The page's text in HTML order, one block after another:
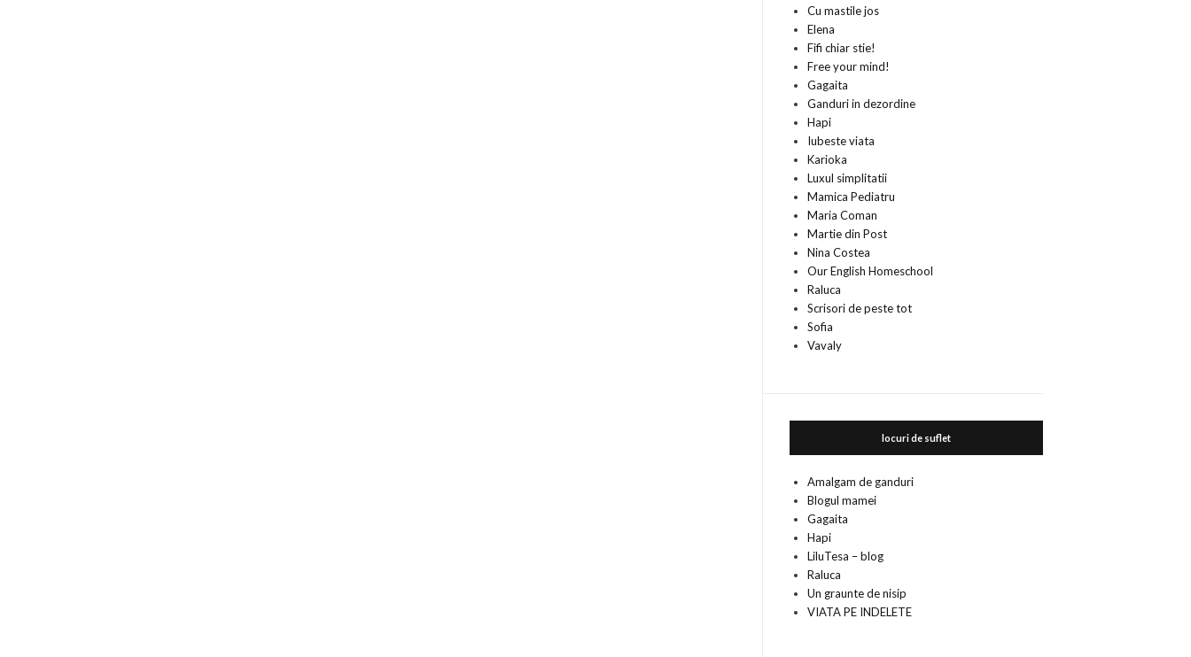
Cu mastile jos
Elena
Fifi chiar stie!
Free your mind!
Gagaita
Ganduri in dezordine
Hapi
Iubeste viata
Karioka
Luxul simplitatii
Mamica Pediatru
Maria Coman
Martie din Post
Nina Costea
Our English Homeschool
Raluca
Scrisori de peste tot
Sofia
Vavaly
locuri de suflet
Amalgam de ganduri
Blogul mamei
Gagaita
Hapi
LiluTesa – blog
Raluca
Un graunte de nisip
VIATA PE INDELETE